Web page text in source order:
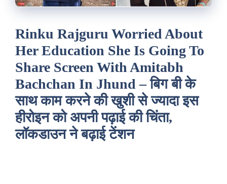
Rinku Rajguru Worried About
Her Education She Is Going To
Share Screen With Amitabh
Bachchan In Jhund – बिग बी के
साथ काम करने की खुशी से ज्यादा इस
हीरोइन को अपनी पढ़ाई की चिंता,
लॉकडाउन ने बढ़ाई टेंशन